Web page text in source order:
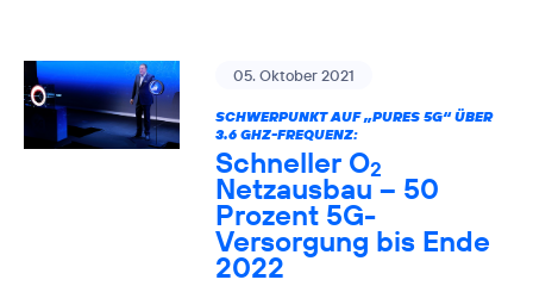
05. Oktober 2021
SCHWERPUNKT AUF „PURES 5G“ ÜBER
3.6 GHZ-FREQUENZ:
Schneller O2
Netzausbau – 50
Prozent 5G-
Versorgung bis Ende
2022